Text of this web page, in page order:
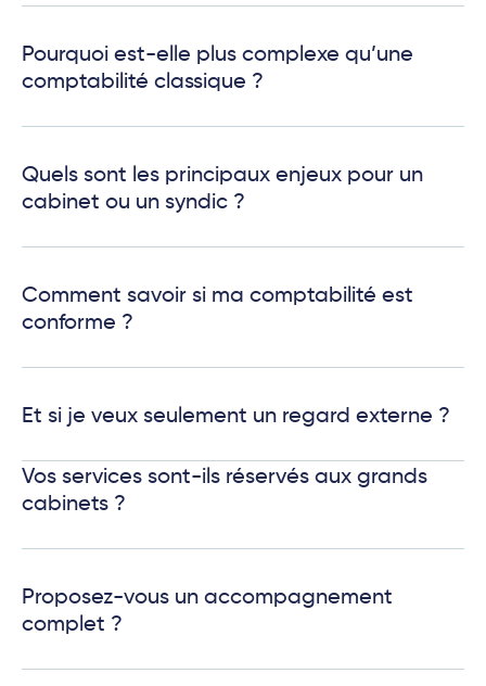
Pourquoi est-elle plus complexe qu’une
comptabilité classique ?
Quels sont les principaux enjeux pour un
cabinet ou un syndic ?
Comment savoir si ma comptabilité est
conforme ?
Et si je veux seulement un regard externe ?
Vos services sont-ils réservés aux grands
cabinets ?
Proposez-vous un accompagnement
complet ?